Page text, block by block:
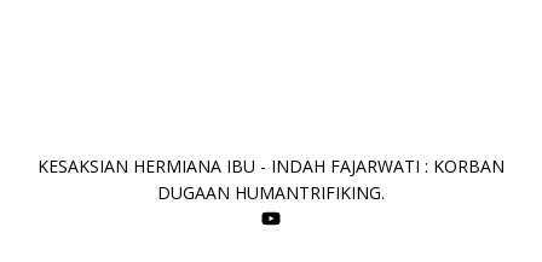
KESAKSIAN HERMIANA IBU - INDAH FAJARWATI : KORBAN
DUGAAN HUMANTRIFIKING.